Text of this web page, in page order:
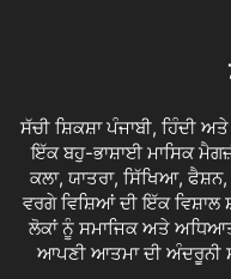
ਸੱਚੀ ਸ਼ਿਕਸ਼ਾ ਪੰਜਾਬੀ, ਹਿੰਦੀ
ਇੱਕ ਬਹੁ-ਭਾਸ਼ਾਈ ਮਾਸਿਕ
ਕਲਾ, ਯਾਤਰਾ, ਸਿੱਖਿਆ,
ਵਰਗੇ ਵਿਸ਼ਿਆਂ ਦੀ ਇੱਕ ਵਿਸ਼ਾਲ
ਲੋਕਾਂ ਨੂੰ ਸਮਾਜਿਕ ਅਤੇ
ਆਪਣੀ ਆਤਮਾ ਦੀ ਅੰਦਰੂਨੀ